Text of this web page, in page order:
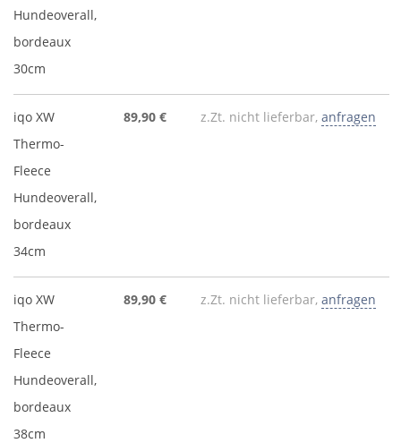
Hundeoverall,
bordeaux
30cm
iqo XW
Thermo-
Fleece
Hundeoverall,
bordeaux
34cm
89,90 € z.Zt. nicht lieferbar, anfragen
iqo XW
Thermo-
Fleece
Hundeoverall,
bordeaux
38cm
89,90 € z.Zt. nicht lieferbar, anfragen